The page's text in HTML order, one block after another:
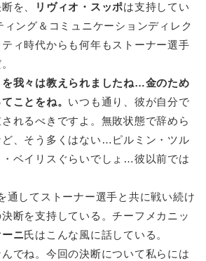
を、 リヴィオ・スッポは支持してい
ィング＆コミュニケーションディレク
ィ時代からも何年もストーナー選手
我々は教えられましたね…金のため
ことをね。 いつも通り、彼が自分で
れるべきですよ。無敗状態で辞めら
、そう多くはない…ピルミン・ツル
ベイリスぐらいでしょ…彼以前では
通してストーナー選手と共に戦い続け
断を支持している。チーフメカニッ
ニ氏はこんな風に話している。
んでね。今回の決断について私らには